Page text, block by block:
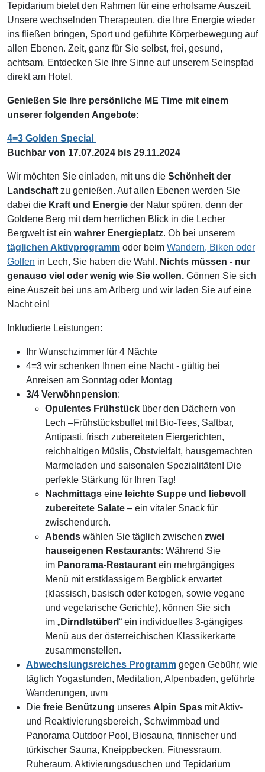
Tepidarium bietet den Rahmen für eine erholsame Auszeit.
Unsere wechselnden Therapeuten, die Ihre Energie wieder
ins fließen bringen, Sport und geführte Körperbewegung auf
allen Ebenen. Zeit, ganz für Sie selbst, frei, gesund,
achtsam. Entdecken Sie Ihre Sinne auf unserem Seinspfad
direkt am Hotel.
Genießen Sie Ihre persönliche ME Time mit einem
unserer folgenden Angebote:
4=3 Golden Special
Buchbar von 17.07.2024 bis 29.11.2024
Wir möchten Sie einladen, mit uns die Schönheit der
Landschaft zu genießen. Auf allen Ebenen werden Sie
dabei die Kraft und Energie der Natur spüren, denn der
Goldene Berg mit dem herrlichen Blick in die Lecher
Bergwelt ist ein wahrer Energieplatz. Ob bei unserem
täglichen Aktivprogramm oder beim Wandern, Biken oder
Golfen in Lech, Sie haben die Wahl. Nichts müssen - nur
genauso viel oder wenig wie Sie wollen. Gönnen Sie sich
eine Auszeit bei uns am Arlberg und wir laden Sie auf eine
Nacht ein!
Inkludierte Leistungen:
Ihr Wunschzimmer für 4 Nächte
4=3 wir schenken Ihnen eine Nacht - gültig bei
Anreisen am Sonntag oder Montag
3/4 Verwöhnpension:
Opulentes Frühstück über den Dächern von
Lech –Frühstücksbuffet mit Bio-Tees, Saftbar,
Antipasti, frisch zubereiteten Eiergerichten,
reichhaltigen Müslis, Obstvielfalt, hausgemachten
Marmeladen und saisonalen Spezialitäten! Die
perfekte Stärkung für Ihren Tag!
Nachmittags eine leichte Suppe und liebevoll
zubereitete Salate – ein vitaler Snack für
zwischendurch.
Abends wählen Sie täglich zwischen zwei
hauseigenen Restaurants: Während Sie
im Panorama-Restaurant ein mehrgängiges
Menü mit erstklassigem Bergblick erwartet
(klassisch, basisch oder ketogen, sowie vegane
und vegetarische Gerichte), können Sie sich
im „Dirndlstüberl “ ein individuelles 3-gängiges
Menü aus der österreichischen Klassikerkarte
zusammenstellen.
Abwechslungsreiches Programm gegen Gebühr, wie
täglich Yogastunden, Meditation, Alpenbaden, geführte
Wanderungen, uvm
Die freie Benützung unseres Alpin Spas mit Aktiv-
und Reaktivierungsbereich, Schwimmbad und
Panorama Outdoor Pool, Biosauna, finnischer und
türkischer Sauna, Kneippbecken, Fitnessraum,
Ruheraum, Aktivierungsduschen und Tepidarium